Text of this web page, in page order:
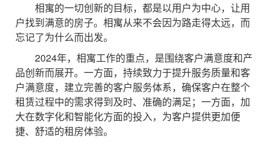
相寓的一切创新的目标，都是以用户为中心，让用
户找到满意的房子。相寓从来不会因为路走得太远，而
忘记了为什么而出发。
2024年，相寓工作的重点，是围绕客户满意度和产
品创新而展开。一方面，持续致力于提升服务质量和客
户满意度，建立完善的客户服务体系，确保客户在整个
租赁过程中的需求得到及时、准确的满足；一方面，加
大在数字化和智能化方面的投入，为客户提供更加便
捷、舒适的租房体验。